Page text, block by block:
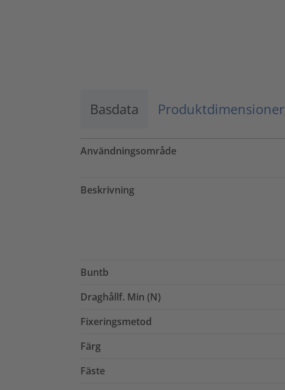
Basdata Produktdimensioner
Användningsområde
Beskrivning
Buntb
Draghållf. Min (N)
Fixeringsmetod
Färg
Fäste